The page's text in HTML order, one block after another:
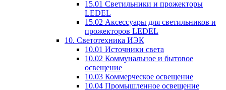
15.01 Светильники и прожекторы
LEDEL
15.02 Аксессуары для светильников и
прожекторов LEDEL
10. Светотехника ИЭК
10.01 Источники света
10.02 Коммунальное и бытовое
освещение
10.03 Коммерческое освещение
10.04 Промышленное освещение